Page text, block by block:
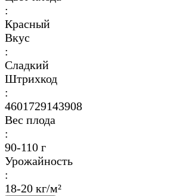
:
Красный
Вкус
:
Сладкий
Штрихкод
:
4601729143908
Вес плода
:
90-110 г
Урожайность
:
18-20 кг/м²